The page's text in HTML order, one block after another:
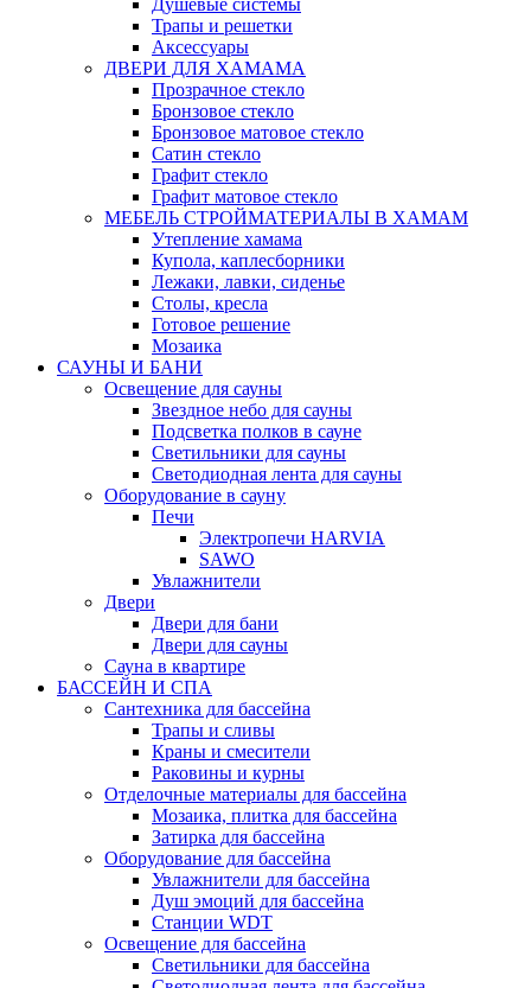
Душевые системы
Трапы и решетки
Аксессуары
ДВЕРИ ДЛЯ ХАМАМА
Прозрачное стекло
Бронзовое стекло
Бронзовое матовое стекло
Сатин стекло
Графит стекло
Графит матовое стекло
МЕБЕЛЬ СТРОЙМАТЕРИАЛЫ В ХАМАМ
Утепление хамама
Купола, каплесборники
Лежаки, лавки, сиденье
Столы, кресла
Готовое решение
Мозаика
САУНЫ И БАНИ
Освещение для сауны
Звездное небо для сауны
Подсветка полков в сауне
Светильники для сауны
Светодиодная лента для сауны
Оборудование в сауну
Печи
Электропечи HARVIA
SAWO
Увлажнители
Двери
Двери для бани
Двери для сауны
Сауна в квартире
БАССЕЙН И СПА
Сантехника для бассейна
Трапы и сливы
Краны и смесители
Раковины и курны
Отделочные материалы для бассейна
Мозаика, плитка для бассейна
Затирка для бассейна
Оборудование для бассейна
Увлажнители для бассейна
Душ эмоций для бассейна
Станции WDT
Освещение для бассейна
Светильники для бассейна